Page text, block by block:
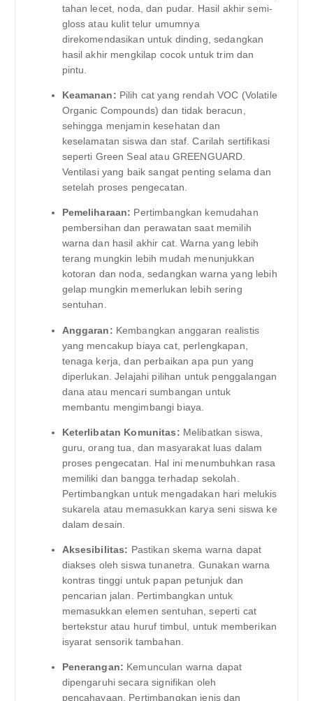
tahan lecet, noda, dan pudar. Hasil akhir semi-
gloss atau kulit telur umumnya
direkomendasikan untuk dinding, sedangkan
hasil akhir mengkilap cocok untuk trim dan
pintu.
Keamanan: Pilih cat yang rendah VOC (Volatile
Organic Compounds) dan tidak beracun,
sehingga menjamin kesehatan dan
keselamatan siswa dan staf. Carilah sertifikasi
seperti Green Seal atau GREENGUARD.
Ventilasi yang baik sangat penting selama dan
setelah proses pengecatan.
Pemeliharaan: Pertimbangkan kemudahan
pembersihan dan perawatan saat memilih
warna dan hasil akhir cat. Warna yang lebih
terang mungkin lebih mudah menunjukkan
kotoran dan noda, sedangkan warna yang lebih
gelap mungkin memerlukan lebih sering
sentuhan.
Anggaran: Kembangkan anggaran realistis
yang mencakup biaya cat, perlengkapan,
tenaga kerja, dan perbaikan apa pun yang
diperlukan. Jelajahi pilihan untuk penggalangan
dana atau mencari sumbangan untuk
membantu mengimbangi biaya.
Keterlibatan Komunitas: Melibatkan siswa,
guru, orang tua, dan masyarakat luas dalam
proses pengecatan. Hal ini menumbuhkan rasa
memiliki dan bangga terhadap sekolah.
Pertimbangkan untuk mengadakan hari melukis
sukarela atau memasukkan karya seni siswa ke
dalam desain.
Aksesibilitas: Pastikan skema warna dapat
diakses oleh siswa tunanetra. Gunakan warna
kontras tinggi untuk papan petunjuk dan
pencarian jalan. Pertimbangkan untuk
memasukkan elemen sentuhan, seperti cat
bertekstur atau huruf timbul, untuk memberikan
isyarat sensorik tambahan.
Penerangan: Kemunculan warna dapat
dipengaruhi secara signifikan oleh
pencahayaan. Pertimbangkan jenis dan